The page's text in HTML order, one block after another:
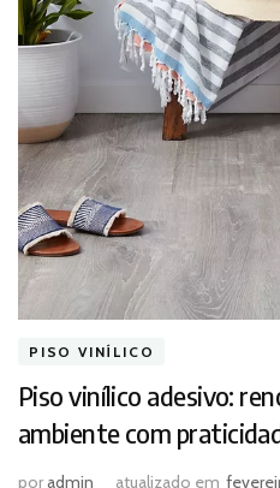
PISO VINÍLICO
Piso vinílico adesivo:
ambiente com
poradmin atualizado em